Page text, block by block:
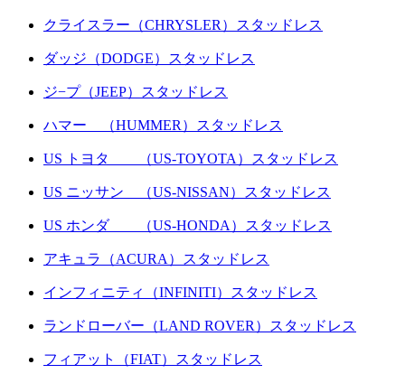
クライスラー（CHRYSLER）スタッドレス
ダッジ（DODGE）スタッドレス
ジ−プ（JEEP）スタッドレス
ハマー （HUMMER）スタッドレス
US トヨタ （US-TOYOTA）スタッドレス
US ニッサン （US-NISSAN）スタッドレス
US ホンダ （US-HONDA）スタッドレス
アキュラ（ACURA）スタッドレス
インフィニティ（INFINITI）スタッドレス
ランドローバー（LAND ROVER）スタッドレス
フィアット（FIAT）スタッドレス